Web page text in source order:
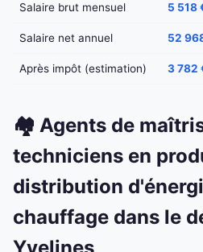
Salaire brut mensuel 5 518
Salaire net annuel 52
Après impôt (estimation) 3 782
🏘️ Agents de
techniciens en
distribution
chauffage dans le